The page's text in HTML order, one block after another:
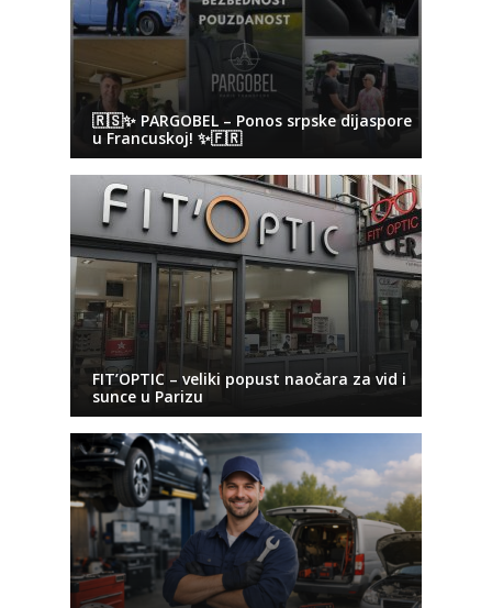
🇷🇸✨ PARGOBEL – Ponos srpske dijaspore
u Francuskoj! ✨🇫🇷
FIT’OPTIC – veliki popust naočara za vid i
sunce u Parizu